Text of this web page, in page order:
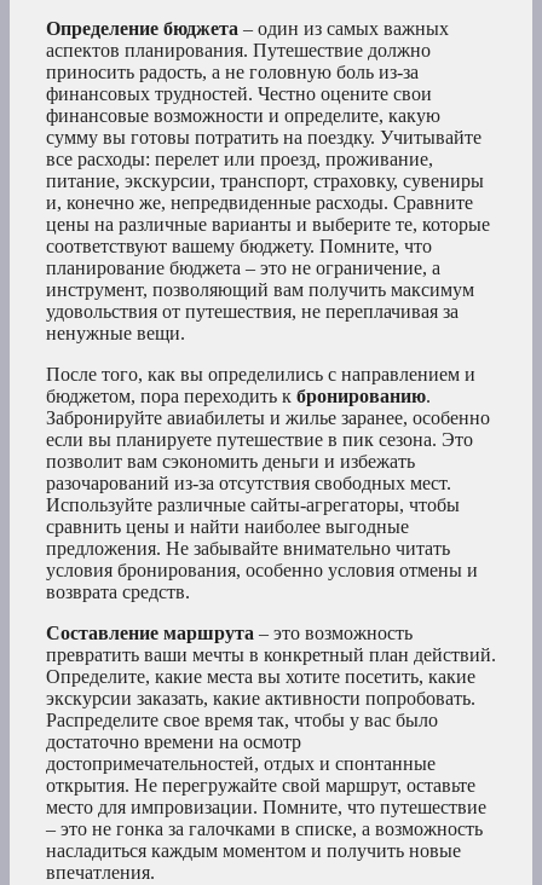
Определение бюджета – один из самых важных
аспектов планирования. Путешествие должно
приносить радость, а не головную боль из-за
финансовых трудностей. Честно оцените свои
финансовые возможности и определите, какую
сумму вы готовы потратить на поездку. Учитывайте
все расходы: перелет или проезд, проживание,
питание, экскурсии, транспорт, страховку, сувениры
и, конечно же, непредвиденные расходы. Сравните
цены на различные варианты и выберите те, которые
соответствуют вашему бюджету. Помните, что
планирование бюджета – это не ограничение, а
инструмент, позволяющий вам получить максимум
удовольствия от путешествия, не переплачивая за
ненужные вещи.
После того, как вы определились с направлением и
бюджетом, пора переходить к бронированию.
Забронируйте авиабилеты и жилье заранее, особенно
если вы планируете путешествие в пик сезона. Это
позволит вам сэкономить деньги и избежать
разочарований из-за отсутствия свободных мест.
Используйте различные сайты-агрегаторы, чтобы
сравнить цены и найти наиболее выгодные
предложения. Не забывайте внимательно читать
условия бронирования, особенно условия отмены и
возврата средств.
Составление маршрута – это возможность
превратить ваши мечты в конкретный план действий.
Определите, какие места вы хотите посетить, какие
экскурсии заказать, какие активности попробовать.
Распределите свое время так, чтобы у вас было
достаточно времени на осмотр
достопримечательностей, отдых и спонтанные
открытия. Не перегружайте свой маршрут, оставьте
место для импровизации. Помните, что путешествие
– это не гонка за галочками в списке, а возможность
насладиться каждым моментом и получить новые
впечатления.